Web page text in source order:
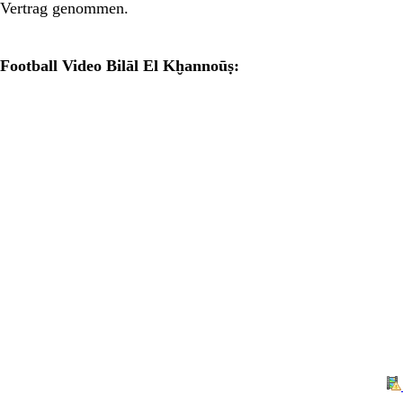
Vertrag genommen.
Football Video Bilāl El Kḫannoūṣ: